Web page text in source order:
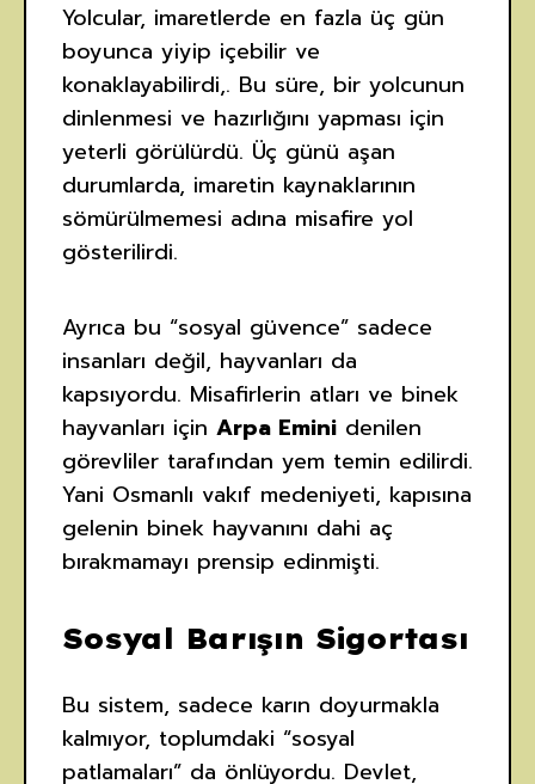
Yolcular, imaretlerde en fazla üç gün
boyunca yiyip içebilir ve
konaklayabilirdi,. Bu süre, bir yolcunun
dinlenmesi ve hazırlığını yapması için
yeterli görülürdü. Üç günü aşan
durumlarda, imaretin kaynaklarının
sömürülmemesi adına misafire yol
gösterilirdi.
Ayrıca bu “sosyal güvence” sadece
insanları değil, hayvanları da
kapsıyordu. Misafirlerin atları ve binek
hayvanları için Arpa Emini denilen
görevliler tarafından yem temin edilirdi.
Yani Osmanlı vakıf medeniyeti, kapısına
gelenin binek hayvanını dahi aç
bırakmamayı prensip edinmişti.
Sosyal Barışın Sigortası
Bu sistem, sadece karın doyurmakla
kalmıyor, toplumdaki “sosyal
patlamaları” da önlüyordu. Devlet,